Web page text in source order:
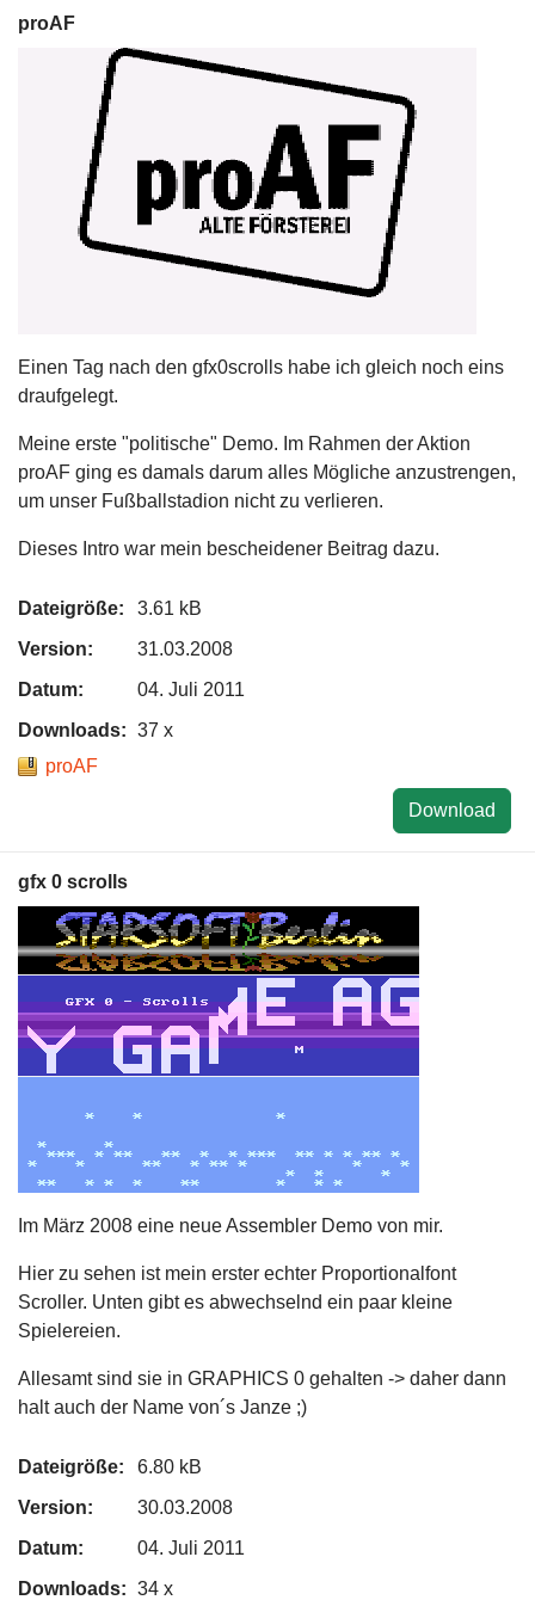
proAF
Einen Tag nach den gfx0scrolls habe ich gleich noch eins
draufgelegt.
Meine erste "politische" Demo. Im Rahmen der Aktion
proAF ging es damals darum alles Mögliche anzustrengen,
um unser Fußballstadion nicht zu verlieren.
Dieses Intro war mein bescheidener Beitrag dazu.
Dateigröße:
3.61 kB
Version:
31.03.2008
Datum:
04. Juli 2011
Downloads: 37 x
proAF
Download
gfx 0 scrolls
Im März 2008 eine neue Assembler Demo von mir.
Hier zu sehen ist mein erster echter Proportionalfont
Scroller. Unten gibt es abwechselnd ein paar kleine
Spielereien.
Allesamt sind sie in GRAPHICS 0 gehalten -> daher dann
halt auch der Name von´s Janze ;)
Dateigröße:
6.80 kB
Version:
30.03.2008
Datum:
04. Juli 2011
Downloads: 34 x